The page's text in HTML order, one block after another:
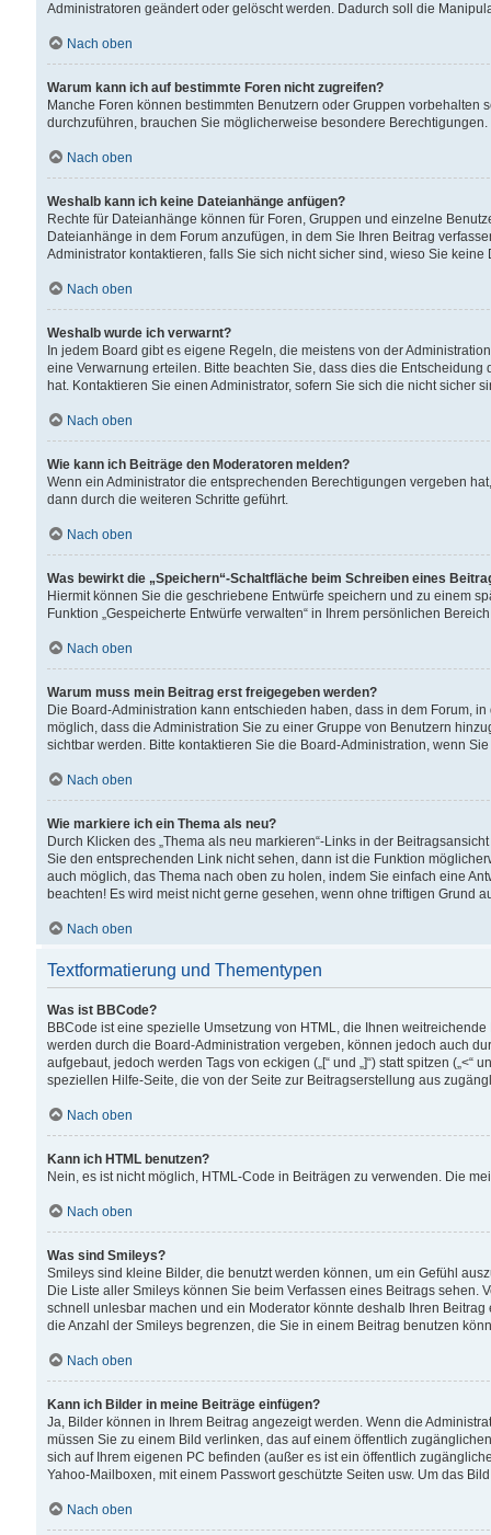
Administratoren geändert oder gelöscht werden. Dadurch soll die
Nach oben
Warum kann ich auf bestimmte Foren nicht zugreifen?
Manche Foren können bestimmten Benutzern oder Gruppen
durchzuführen, brauchen Sie möglicherweise besondere
Nach oben
Weshalb kann ich keine Dateianhänge anfügen?
Rechte für Dateianhänge können für Foren, Gruppen und einzelne
Dateianhänge in dem Forum anzufügen, in dem Sie Ihren Beitrag
Administrator kontaktieren, falls Sie sich nicht sicher sind, wieso Sie
Nach oben
Weshalb wurde ich verwarnt?
In jedem Board gibt es eigene Regeln, die meistens von der
eine Verwarnung erteilen. Bitte beachten Sie, dass dies die
hat. Kontaktieren Sie einen Administrator, sofern Sie sich die nicht sicher
Nach oben
Wie kann ich Beiträge den Moderatoren melden?
Wenn ein Administrator die entsprechenden Berechtigungen vergeben
dann durch die weiteren Schritte geführt.
Nach oben
Was bewirkt die „Speichern“-Schaltfläche beim Schreiben eines
Hiermit können Sie die geschriebene Entwürfe speichern und zu einem
Funktion „Gespeicherte Entwürfe verwalten“ in Ihrem persönlichen
Nach oben
Warum muss mein Beitrag erst freigegeben werden?
Die Board-Administration kann entschieden haben, dass in dem Forum,
möglich, dass die Administration Sie zu einer Gruppe von Benutzern
sichtbar werden. Bitte kontaktieren Sie die Board-Administration, wenn
Nach oben
Wie markiere ich ein Thema als neu?
Durch Klicken des „Thema als neu markieren“-Links in der
Sie den entsprechenden Link nicht sehen, dann ist die Funktion
auch möglich, das Thema nach oben zu holen, indem Sie einfach eine
beachten! Es wird meist nicht gerne gesehen, wenn ohne triftigen Grund
Nach oben
Textformatierung und Thementypen
Was ist BBCode?
BBCode ist eine spezielle Umsetzung von HTML, die Ihnen
werden durch die Board-Administration vergeben, können jedoch auch
aufgebaut, jedoch werden Tags von eckigen („[“ und „]“) statt spitzen
speziellen Hilfe-Seite, die von der Seite zur Beitragserstellung aus
Nach oben
Kann ich HTML benutzen?
Nein, es ist nicht möglich, HTML-Code in Beiträgen zu verwenden. Die
Nach oben
Was sind Smileys?
Smileys sind kleine Bilder, die benutzt werden können, um ein Gefühl
Die Liste aller Smileys können Sie beim Verfassen eines Beitrags
schnell unlesbar machen und ein Moderator könnte deshalb Ihren
die Anzahl der Smileys begrenzen, die Sie in einem Beitrag benutzen
Nach oben
Kann ich Bilder in meine Beiträge einfügen?
Ja, Bilder können in Ihrem Beitrag angezeigt werden. Wenn die
müssen Sie zu einem Bild verlinken, das auf einem öffentlich
sich auf Ihrem eigenen PC befinden (außer es ist ein öffentlich
Yahoo-Mailboxen, mit einem Passwort geschützte Seiten usw. Um das
Nach oben